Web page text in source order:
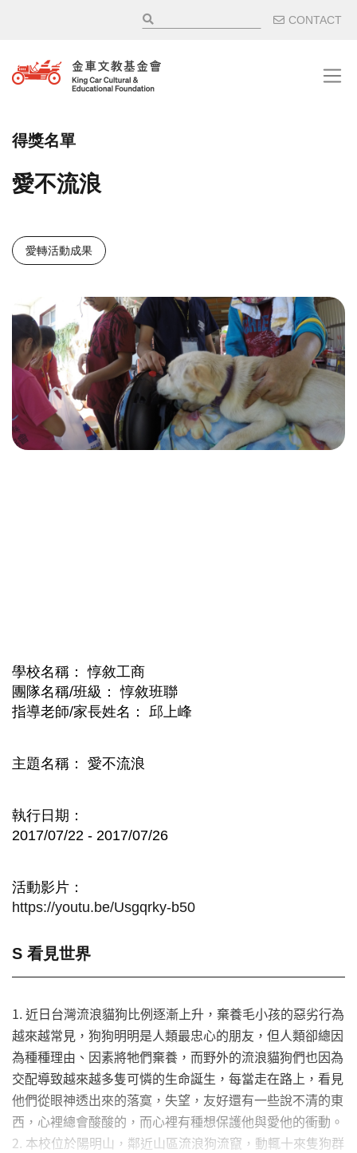
輔助選
CONTACT
得獎名單
愛不流浪
愛轉活動成果
學校名稱
惇敘工商
團隊名稱/班級
惇敘班聯
指導老師/家長姓名
邱上峰
主題名稱 愛不流浪
執行日期
2017/07/22 - 2017/07/26
活動影片
https://youtu.be/Usgqrky-b50
S 看見世界
1. 近日台灣流浪貓狗比例逐漸上升，棄養毛小孩的惡劣行為
越來越常見，狗狗明明是人類最忠心的朋友，但人類卻總因
為種種理由、因素將牠們棄養，而野外的流浪貓狗們也因為
交配導致越來越多隻可憐的生命誕生，每當走在路上，看見
他們從眼神透出來的落寞，失望，友好還有一些說不清的東
西，心裡總會酸酸的，而心裡有種想保護他與愛他的衝動。
2. 本校位於陽明山，鄰近山區流浪狗流竄，動輒十來隻狗群